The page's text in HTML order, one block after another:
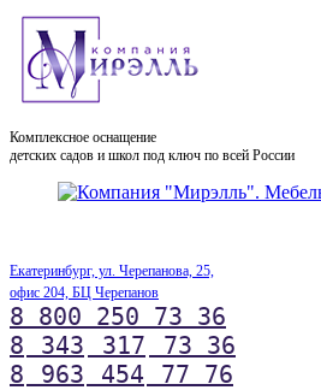
Комплексное оснащение
детских садов и школ под ключ по всей России
Екатеринбург, ул. Черепанова, 25,
офис 204, БЦ Черепанов
8 800 250 73 36
8
343 317
73 36
8
963 454 77 76